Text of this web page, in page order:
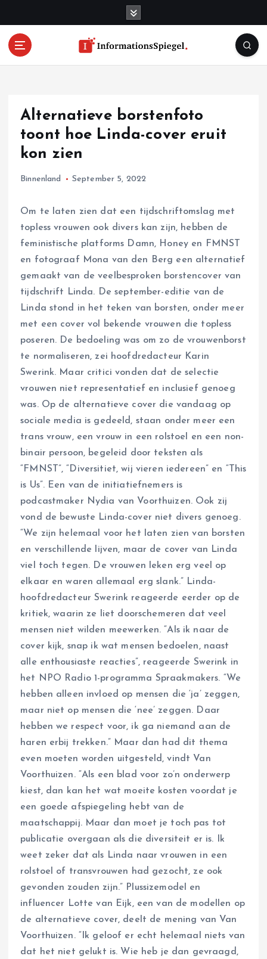
Alternatieve borstenfoto
toont hoe Linda-cover eruit
kon zien
Binnenland September 5, 2022
Om te laten zien dat een tijdschriftomslag met
topless vrouwen ook divers kan zijn, hebben de
feministische platforms Damn, Honey en FMNST
en fotograaf Mona van den Berg een alternatief
gemaakt van de veelbesproken borstencover van
tijdschrift Linda. De september-editie van de
Linda stond in het teken van borsten, onder meer
met een cover vol bekende vrouwen die topless
poseren. De bedoeling was om zo de vrouwenborst
te normaliseren, zei hoofdredacteur Karin
Swerink. Maar critici vonden dat de selectie
vrouwen niet representatief en inclusief genoeg
was. Op de alternatieve cover die vandaag op
sociale media is gedeeld, staan onder meer een
trans vrouw, een vrouw in een rolstoel en een non-
binair persoon, begeleid door teksten als
“FMNST”, “Diversitiet, wij vieren iedereen” en “This
is Us”. Een van de initiatiefnemers is
podcastmaker Nydia van Voorthuizen. Ook zij
vond de bewuste Linda-cover niet divers genoeg.
“We zijn helemaal voor het laten zien van borsten
en verschillende lijven, maar de cover van Linda
viel toch tegen. De vrouwen leken erg veel op
elkaar en waren allemaal erg slank.” Linda-
hoofdredacteur Swerink reageerde eerder op de
kritiek, waarin ze liet doorschemeren dat veel
mensen niet wilden meewerken. “Als ik naar de
cover kijk, snap ik wat mensen bedoelen, naast
alle enthousiaste reacties”, reageerde Swerink in
het NPO Radio 1-programma Spraakmakers. “We
hebben alleen invloed op mensen die ‘ja’ zeggen,
maar niet op mensen die ‘nee’ zeggen. Daar
hebben we respect voor, ik ga niemand aan de
haren erbij trekken.” Maar dan had dit thema
even moeten worden uitgesteld, vindt Van
Voorthuizen. “Als een blad voor zo’n onderwerp
kiest, dan kan het wat moeite kosten voordat je
een goede afspiegeling hebt van de
maatschappij. Maar dan moet je toch pas tot
publicatie overgaan als die diversiteit er is. Ik
weet zeker dat als Linda naar vrouwen in een
rolstoel of transvrouwen had gezocht, ze ook
gevonden zouden zijn.” Plussizemodel en
influencer Lotte van Eijk, een van de modellen op
de alternatieve cover, deelt de mening van Van
Voorthuizen. “Ik geloof er echt helemaal niets van
dat het niet gelukt is. Wie heb je dan gevraagd,